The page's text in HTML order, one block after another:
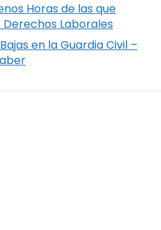
Horas de las que
Laborales
en la Guardia Civil –